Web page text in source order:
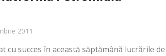
2011
succes în această săptămână lucrările de